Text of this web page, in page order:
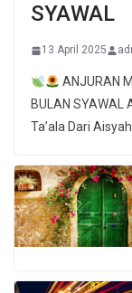
SYAWAL
13 April 2025
ANJURAN
BULAN